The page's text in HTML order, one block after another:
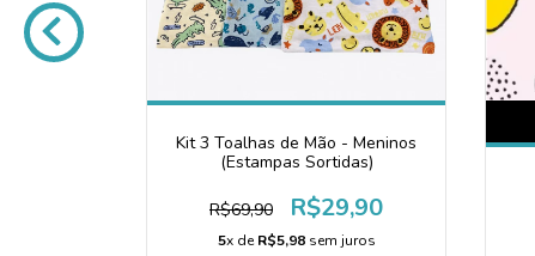
Kit 3 Toalhas de Mão - Meninos
(Estampas Sortidas)
R$69,90 R$29,90
5x deR$5,98sem juros